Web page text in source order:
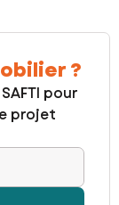
?
pour
projet